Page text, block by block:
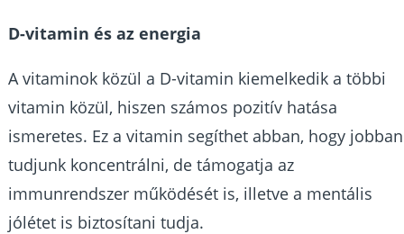
D-vitamin és az energia
A vitaminok közül a D-vitamin kiemelkedik a többi
vitamin közül, hiszen számos pozitív hatása
ismeretes. Ez a vitamin segíthet abban, hogy jobban
tudjunk koncentrálni, de támogatja az
immunrendszer működését is, illetve a mentális
jólétet is biztosítani tudja.